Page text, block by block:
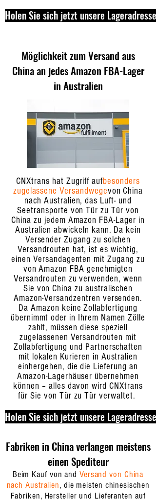
Holen Sie sich jetzt unsere Lageradresse
Möglichkeit zum Versand aus
China an jedes Amazon FBA-Lager
in Australien
CNXtrans hat Zugriff aufbesonders
zugelassene Versandwegevon China
nach Australien, das Luft- und
Seetransporte von Tür zu Tür von
China zu jedem Amazon FBA-Lager in
Australien abwickeln kann. Da kein
Versender Zugang zu solchen
Versandrouten hat, ist es wichtig,
einen Versandagenten mit Zugang zu
von Amazon FBA genehmigten
Versandrouten zu verwenden, wenn
Sie von China zu australischen
Amazon-Versandzentren versenden.
Da Amazon keine Zollabfertigung
übernimmt oder in Ihrem Namen Zölle
zahlt, müssen diese speziell
zugelassenen Versandrouten mit
Zollabfertigung und Partnerschaften
mit lokalen Kurieren in Australien
einhergehen, die die Lieferung an
Amazon-Lagerhäuser übernehmen
können – alles davon wird CNXtrans
für Sie von Tür zu Tür verwaltet.
Holen Sie sich jetzt unsere Lageradresse
Fabriken in China verlangen meistens
einen Spediteur
Beim Kauf von and Versand von China
nach Australien, die meisten chinesischen
Fabriken, Hersteller und Lieferanten auf